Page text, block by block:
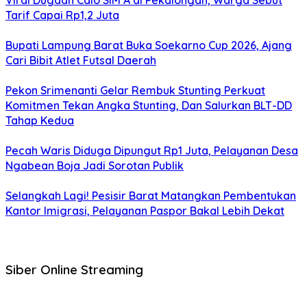
Tarif Capai Rp1,2 Juta
Bupati Lampung Barat Buka Soekarno Cup 2026, Ajang
Cari Bibit Atlet Futsal Daerah
Pekon Srimenanti Gelar Rembuk Stunting Perkuat
Komitmen Tekan Angka Stunting, Dan Salurkan BLT-DD
Tahap Kedua
Pecah Waris Diduga Dipungut Rp1 Juta, Pelayanan Desa
Ngabean Boja Jadi Sorotan Publik
Selangkah Lagi! Pesisir Barat Matangkan Pembentukan
Kantor Imigrasi, Pelayanan Paspor Bakal Lebih Dekat
Siber Online Streaming